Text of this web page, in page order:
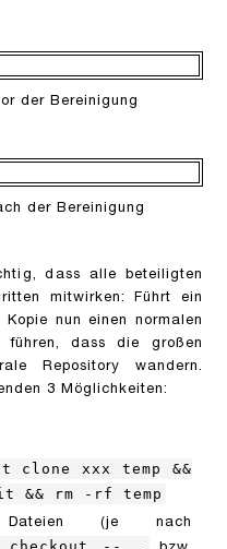
der Bereinigung
der Bereinigung
dass alle beteiligten
mitwirken: Führt ein
nun einen normalen
dass die großen
Repository wandern.
3 Möglichkeiten:
xxx temp &&
&& rm -rf temp
Dateien (je nach